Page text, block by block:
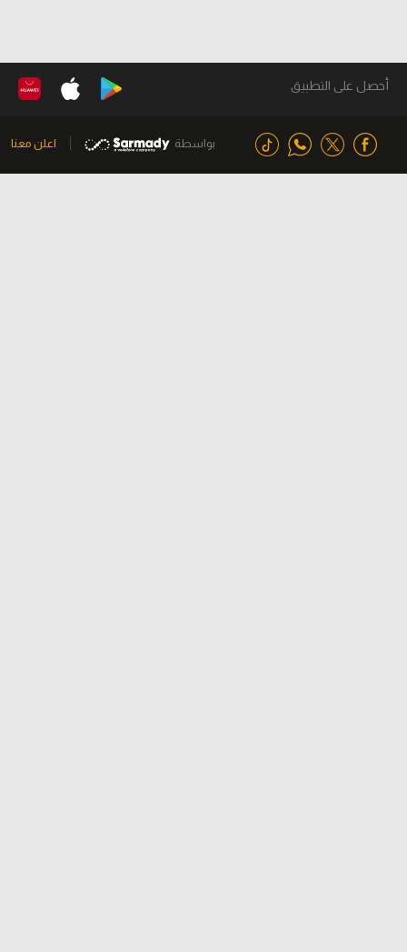
أحصل على التطبيق
بواسطة اعلن معنا